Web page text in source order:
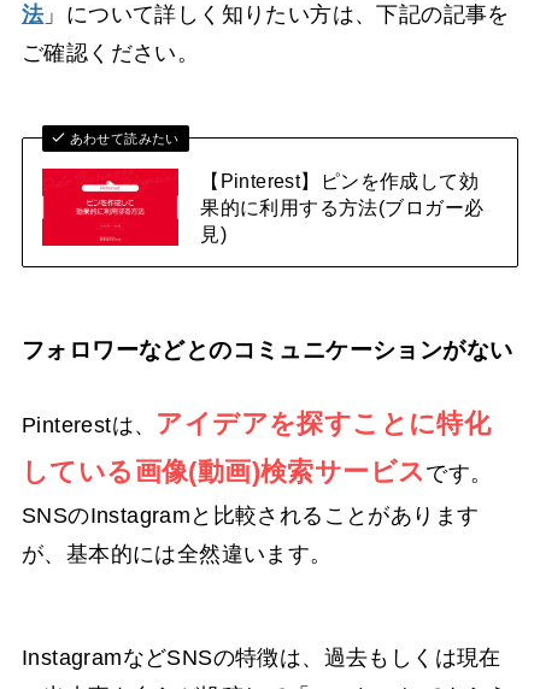
法」について詳しく知りたい方は、下記の記事を
ご確認ください。
あわせて読みたい
【Pinterest】ピンを作成して効
果的に利用する方法(ブロガー必
見)
フォロワーなどとのコミュニケーションがない
Pinterestは、 アイデアを探すことに特化
している画像(動画)検索サービス です。
SNSのInstagramと比較されることがあります
が、基本的には全然違います。
InstagramなどSNSの特徴は、過去もしくは現在